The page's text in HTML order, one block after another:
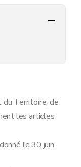
Territoire, de
les articles
le 30 juin